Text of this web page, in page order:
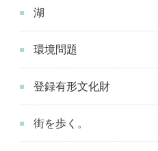
湖
環境問題
登録有形文化財
街を歩く。